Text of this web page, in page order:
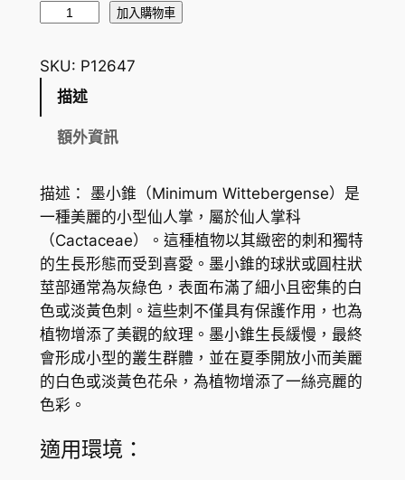
錐
M
u
W
i
t
t
e
b
e
r
g
e
加入購物車
SKU: P12647
描述
額外資訊
描述： 墨小錐（Minimum Wittebergense）是
一種美麗的小型仙人掌，屬於仙人掌科
（Cactaceae）。這種植物以其緻密的刺和獨特
的生長形態而受到喜愛。墨小錐的球狀或圓柱狀
莖部通常為灰綠色，表面布滿了細小且密集的白
色或淡黃色刺。這些刺不僅具有保護作用，也為
植物增添了美觀的紋理。墨小錐生長緩慢，最終
會形成小型的叢生群體，並在夏季開放小而美麗
的白色或淡黃色花朵，為植物增添了一絲亮麗的
色彩。
適用環境：